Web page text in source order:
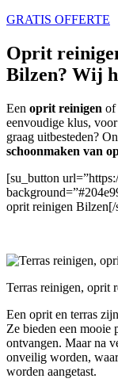
GRATIS OFFERTE
Oprit
Bilzen? Wij
Een oprit reinigen of
eenvoudige klus,
graag uitbesteden?
schoonmaken van
[su_button
oprit reinigen Bilzen[/
Terras reinigen, oprit
Een oprit en terras
Ze bieden een mooie
ontvangen. Maar na
onveilig worden,
worden aangetast.